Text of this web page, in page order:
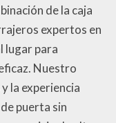
de la caja
expertos en
lugar para
Nuestro
la experiencia
puerta sin